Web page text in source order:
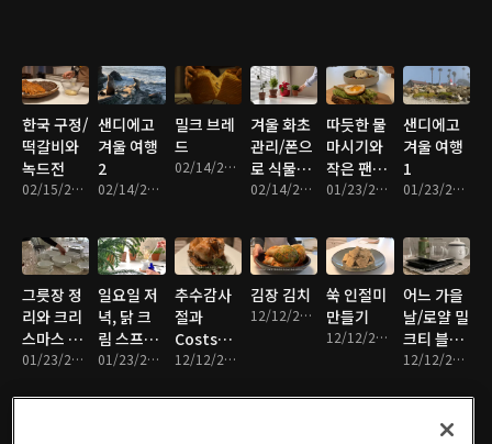
한국 구정/
떡갈비와
녹드전
02/15/2022 • 6분
샌디에고
겨울 여행
2
02/14/2022 • 7분
밀크 브레
드
02/14/2022 • 14분
겨울 화초
관리/폰으
로 식물과
동물 식별
02/14/2022 • 9분
따듯한 물
마시기와
작은 팬으
로 탈틴 만
01/23/2022 • 8분
샌디에고
겨울 여행
1
01/23/2022 • 14분
그릇장 정
리와 크리
스마스 데
코레이션01/23/2022 • 11분
일요일 저
녁, 닭 크
림 스프와
야채 포카
01/23/2022 • 7분
추수감사
절과
Costso에
서 장보기
12/12/2021 • 11분
김장 김치
12/12/2021 • 10분
쑥 인절미
만들기
12/12/2021 • 6분
어느 가을
날/로얄 밀
크티 블르
베리
민들기
12/12/2021 • 7분